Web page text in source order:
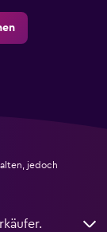
jedoch